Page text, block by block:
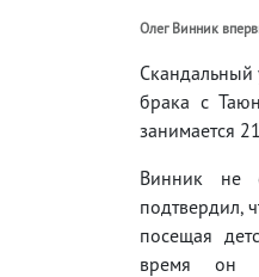
Олег Винник
Скандальный
брака с
занимается
Винник не
подтвердил,
посещая
время он